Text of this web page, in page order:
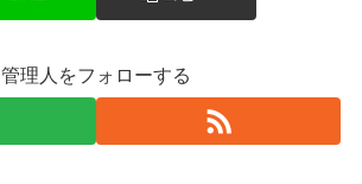
管理人をフォローする